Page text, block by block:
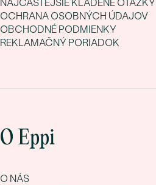
NAJČASTEJŠIE KLADENÉ OTÁZKY
OCHRANA OSOBNÝCH ÚDAJOV
OBCHODNÉ PODMIENKY
REKLAMAČNÝ PORIADOK
O Eppi
O NÁS